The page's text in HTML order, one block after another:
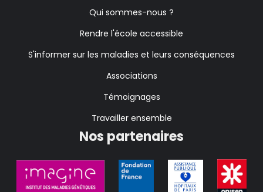
Qui sommes-nous ?
Rendre l'école accessible
S'informer sur les maladies et leurs conséquences
Associations
Témoignages
Travailler ensemble
Nos partenaires